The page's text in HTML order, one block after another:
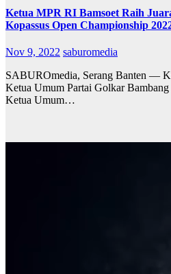
Ketua MPR RI Bamsoet Raih
Kopassus Open Championship
Nov 9, 2022 saburomedia
SABUROmedia, Serang Banten —
Ketua Umum Partai Golkar
Ketua Umum…